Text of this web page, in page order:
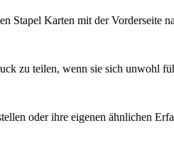
Stapel Karten mit der Vorderseite
zu teilen, wenn sie sich unwohl
oder ihre eigenen ähnlichen